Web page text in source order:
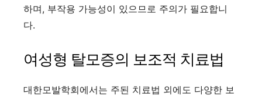
하며, 부작용 가능성이 있으므로 주의가 필요합니
다.
여성형 탈모증의 보조적 치료법
대한모발학회에서는 주된 치료법 외에도 다양한 보